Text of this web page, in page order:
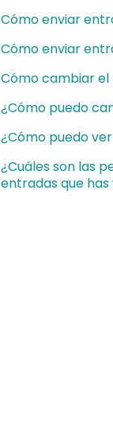
Cómo enviar
Cómo enviar
Cómo cambiar
¿Cómo puedo
¿Cómo puedo
¿Cuáles son las
entradas que has